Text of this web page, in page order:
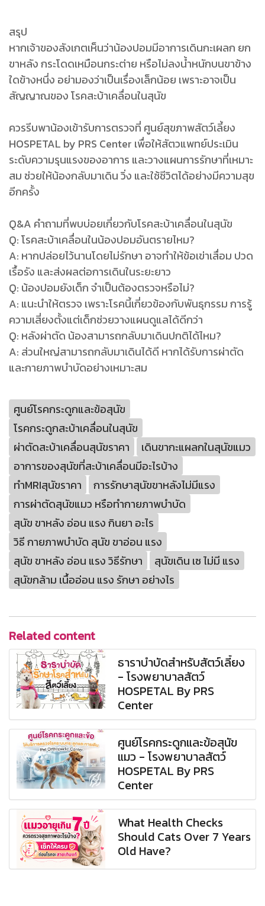
สรุป
หากเจ้าของสังเกตเห็นว่าน้องปอมมีอาการเดินกะเผลก ยก
ขาหลัง กระโดดเหมือนกระต่าย หรือไม่ลงน้ำหนักบนขาข้าง
ใดข้างหนึ่ง อย่ามองว่าเป็นเรื่องเล็กน้อย เพราะอาจเป็น
สัญญาณของ โรคสะบ้าเคลื่อนในสุนัข
ควรรีบพาน้องเข้ารับการตรวจที่ ศูนย์สุขภาพสัตว์เลี้ยง
HOSPETAL by PRS Center เพื่อให้สัตวแพทย์ประเมิน
ระดับความรุนแรงของอาการ และวางแผนการรักษาที่เหมาะ
สม ช่วยให้น้องกลับมาเดิน วิ่ง และใช้ชีวิตได้อย่างมีความสุข
อีกครั้ง
Q&A คำถามที่พบบ่อยเกี่ยวกับโรคสะบ้าเคลื่อนในสุนัข
Q: โรคสะบ้าเคลื่อนในน้องปอมอันตรายไหม?
A: หากปล่อยไว้นานโดยไม่รักษา อาจทำให้ข้อเข่าเสื่อม ปวด
เรื้อรัง และส่งผลต่อการเดินในระยะยาว
Q: น้องปอมยังเด็ก จำเป็นต้องตรวจหรือไม่?
A: แนะนำให้ตรวจ เพราะโรคนี้เกี่ยวข้องกับพันธุกรรม การรู้
ความเสี่ยงตั้งแต่เด็กช่วยวางแผนดูแลได้ดีกว่า
Q: หลังผ่าตัด น้องสามารถกลับมาเดินปกติได้ไหม?
A: ส่วนใหญ่สามารถกลับมาเดินได้ดี หากได้รับการผ่าตัด
และกายภาพบำบัดอย่างเหมาะสม
ศูนย์โรคกระดูกและข้อสุนัข
โรคกระดูกสะบ้าเคลื่อนในสุนัข
ผ่าตัดสะบ้าเคลื่อนสุนัขราคา
เดินขากะแผลกในสุนัขแมว
อาการของสุนัขที่สะบ้าเคลื่อนมีอะไรบ้าง
ทําMRIสุนัขราคา
การรักษาสุนัขขาหลังไม่มีแรง
การผ่าตัดสุนัขแมว หรือทำกายภาพบำบัด
สุนัข ขาหลัง อ่อน แรง กินยา อะไร
วิธี กายภาพบำบัด สุนัข ขาอ่อน แรง
สุนัข ขาหลัง อ่อน แรง วิธีรักษา
สุนัขเดิน เซ ไม่มี แรง
สุนัขกล้าม เนื้ออ่อน แรง รักษา อย่างไร
Related content
ธาราบำบัดสำหรับสัตว์เลี้ยง
- โรงพยาบาลสัตว์
HOSPETAL By PRS
Center
ศูนย์โรคกระดูกและข้อสุนัข
แมว - โรงพยาบาลสัตว์
HOSPETAL By PRS
Center
What Health Checks
Should Cats Over 7 Years
Old Have?